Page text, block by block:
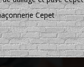
Cepet